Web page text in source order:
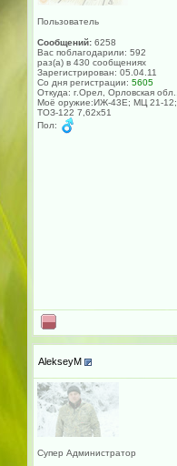
Пользователь
Сообщений: 6258
Вас поблагодарили: 592
раз(а) в 430 сообщениях
Зарегистрирован: 05.04.11
Со дня регистрации: 5605
Откуда: г.Орел, Орловская
Моё оружие:ИЖ-43Е; МЦ 21-12;
ТОЗ-122 7,62х51
Пол:
AlekseyM
Супер Администратор